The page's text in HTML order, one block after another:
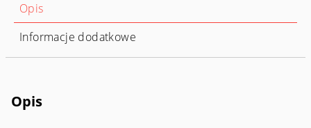
Belt
Pouch
Opis
Informacje dodatkowe
Opis